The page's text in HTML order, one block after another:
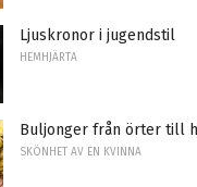
Ljuskronor i jugendstil
HEMHJÄRTA
Buljonger från örter till
SKÖNHET AV EN KVINNA